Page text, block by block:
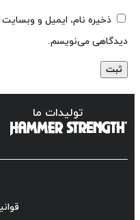
ذخیره نام، ایمیل و وبسایت
دیدگاهی می‌نویسم.
تولیدات ما